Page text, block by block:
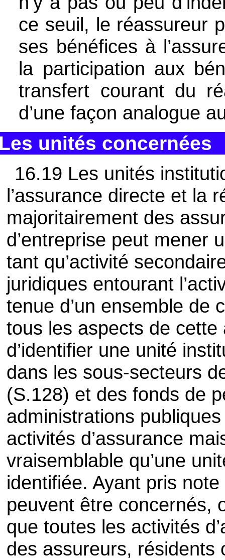
ce seuil, le réassureur
ses bénéfices à
la participation aux
transfert courant du
d’une façon analogue
unités concernées
16.19 Les unités
l’assurance directe et la
majoritairement des
d’entreprise peut mener
tant qu’activité
juridiques entourant
tenue d’un ensemble de
tous les aspects de
d’identifier une unité
dans les sous-secteurs
(S.128) et des fonds de
administrations
activités d’assurance
vraisemblable qu’une
identifiée. Ayant pris
peuvent être concernés,
que toutes les activités
des assureurs, résidents